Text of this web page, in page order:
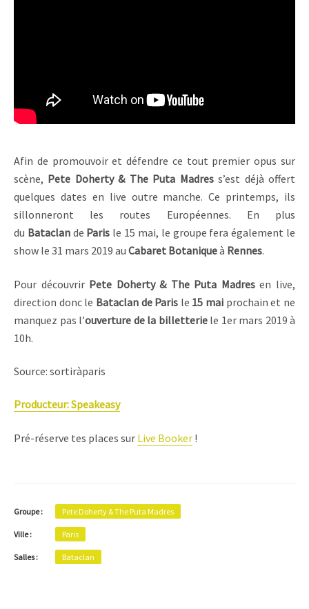
Afin de promouvoir et défendre ce tout premier opus sur
scène, Pete Doherty & The Puta Madress’est déjà offert
quelques dates en live outre manche. Ce printemps, ils
sillonneront les routes Européennes. En plus
du Bataclande Paris le 15 mai, le groupe fera également le
show le 31 mars 2019 au Cabaret Botaniqueà Rennes.
Pour découvrir Pete Doherty & The Puta Madresen live,
direction donc le Bataclan de Paris le 15 mai prochain et ne
manquez pas l’ouverture de la billetteriele 1er mars 2019 à
10h.
Source: sortiràparis
Producteur: Speakeasy
Pré-réserve tes places sur Live Booker !
Groupe : Pete Doherty & The Puta Madres
Ville : Paris
Salles : Bataclan